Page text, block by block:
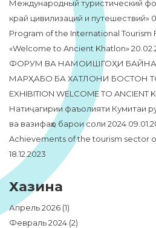
Международный туристический
край цивилизаций и путешествий»
Program of the International Tourism
«Welcome to Ancient Khatlon»
ФОРУМ ВА НАМОИШГОҲИ
МАРҲАБО БА ХАТЛОНИ БОСТОН
EXHIBITION WELCOME TO ANCIENT
Натиҷагирии фаъолияти Кумитаи
ва вазифаҳо барои соли 2024
Achievements of the tourism sector
18.12.2023
Хазина
Апрель 2026 (1)
Февраль 2024 (2)